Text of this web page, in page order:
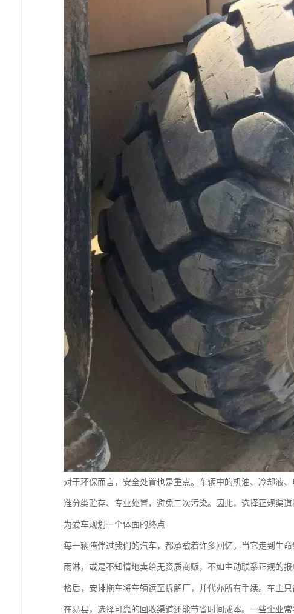
对于环保而言，安全处置也是重点。车辆中的机油、冷却液
准分类贮存、专业处置，避免二次污染。因此，选择正规渠
为爱车规划一个体面的终点
每一辆陪伴过我们的汽车，都承载着许多回忆。当它走到生
雨淋，或是不知情地卖给无资质商贩，不如主动联系正规的
格后，安排拖车将车辆运至拆解厂，并代办所有手续。车主
在易县，选择可靠的回收渠道还能节省时间成本。一些企业